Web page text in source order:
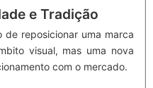
e Tradição
reposicionar uma marca
visual, mas uma nova
com o mercado.